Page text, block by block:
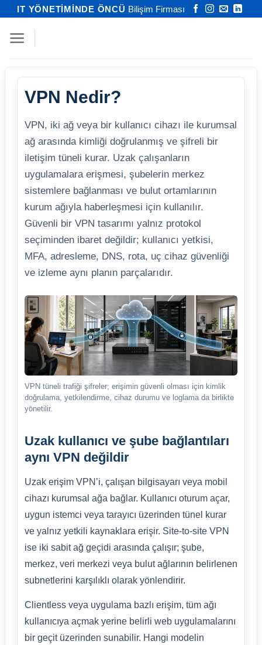
İçeriğeIT YÖNETİMİNDE ÖNCÜ Bilişim Firması
VPN Nedir?
VPN, iki ağ veya bir kullanıcı cihazı ile kurumsal
ağ arasında kimliği doğrulanmış ve şifreli bir
iletişim tüneli kurar. Uzak çalışanların
uygulamalara erişmesi, şubelerin merkez
sistemlere bağlanması ve bulut ortamlarının
kurum ağıyla haberleşmesi için kullanılır.
Güvenli bir VPN tasarımı yalnız protokol
seçiminden ibaret değildir; kullanıcı yetkisi,
MFA, adresleme, DNS, rota, uç cihaz güvenliği
ve izleme aynı planın parçalarıdır.
VPN tüneli trafiği şifreler; erişimin güvenli olması için kimlik
doğrulama, yetkilendirme, cihaz durumu ve loglama da birlikte
yönetilir.
Uzak kullanıcı ve şube bağlantıları
aynı VPN değildir
Uzak erişim VPN’i, çalışan bilgisayarı veya mobil
cihazı kurumsal ağa bağlar. Kullanıcı oturum açar,
uygun istemci veya tarayıcı üzerinden tünel kurar
ve yalnız yetkili kaynaklara erişir. Site-to-site VPN
ise iki sabit ağ geçidi arasında çalışır; şube,
merkez, veri merkezi veya bulut ağlarının belirlenen
subnetlerini karşılıklı olarak yönlendirir.
Clientless veya uygulama bazlı erişim, tüm ağı
kullanıcıya açmak yerine belirli web uygulamalarını
bir geçit üzerinden sunabilir. Hangi modelin